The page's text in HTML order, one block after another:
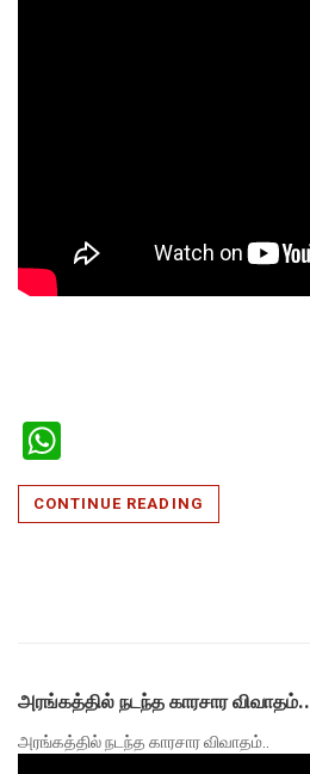
CONTINUE READING
அரங்கத்தில் நடந்த காரசார விவாதம்..
அரங்கத்தில் நடந்த காரசார விவாதம்..